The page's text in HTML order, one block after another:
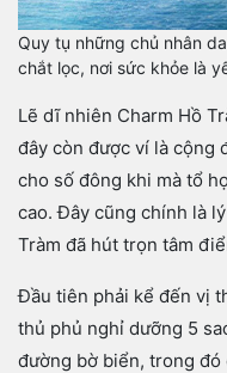
Quy tụ những chủ nhân
chắt lọc, nơi sức khỏe là
Lẽ dĩ nhiên Charm Hồ
đây còn được ví là cộng
cho số đông khi mà tổ
cao. Đây cũng chính là
Tràm đã hút trọn tâm
Đầu tiên phải kể đến vị
thủ phủ nghỉ dưỡng 5
đường bờ biển, trong đó